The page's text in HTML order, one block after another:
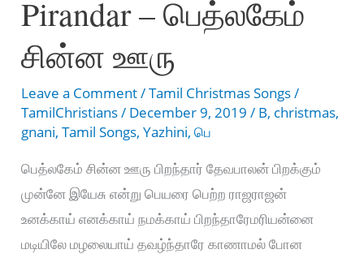
Pirandar – பெத்லகேம்
சின்ன ஊரு
Leave a Comment/Tamil Christmas Songs/
TamilChristians/ December 9, 2019/ B, christmas,
gnani,Tamil Songs,Yazhini,பெ
பெத்லகேம் சின்ன ஊரு பிறந்தார் தேவபாலன் பிறக்கும்
முன்னே இயேசு என்று பெயரை பெற்ற ராஜராஜன்
உனக்காய் எனக்காய் நமக்காய் பிறந்தாரேமரியன்னை
மடியிலே மழலையாய் தவழ்ந்தாரே காணாமல் போன